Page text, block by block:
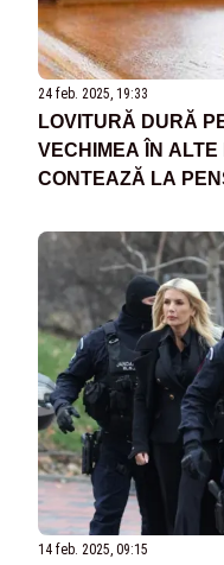
24 feb. 2025, 19:33
LOVITURĂ DURĂ
VECHIMEA ÎN ALTE
CONTEAZĂ LA
14 feb. 2025, 09:15